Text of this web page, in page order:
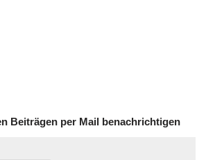
Beiträgen per Mail benachrichtigen